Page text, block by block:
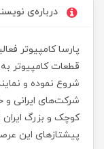
درباره‌ی
شروع نموده و
شرکت‌های ایرانی و
کوچک و بزرگ ایران
پیشتازهای این